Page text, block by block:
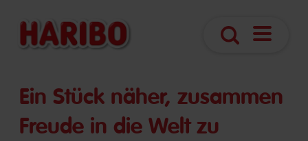
Ein Stück näher, zusammen
Freude in die Welt zu